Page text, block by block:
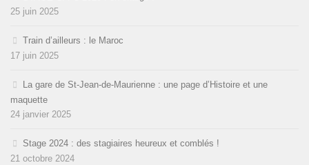
25 juin 2025
Train d’ailleurs : le Maroc
17 juin 2025
La gare de St-Jean-de-Maurienne : une page d’Histoire et une
maquette
24 janvier 2025
Stage 2024 : des stagiaires heureux et comblés !
21 octobre 2024